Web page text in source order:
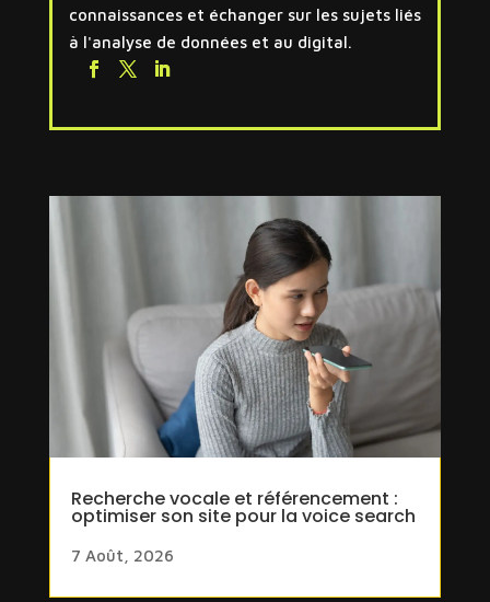
connaissances et échanger sur les sujets liés
à l'analyse de données et au digital.
Recherche vocale et référencement :
optimiser son site pour la voice search
7 Août, 2026